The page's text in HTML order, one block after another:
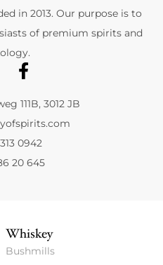
in 2013. Our purpose is to
of premium spirits and
111B, 3012 JB
0942
20 645
Whiskey
Bushmills